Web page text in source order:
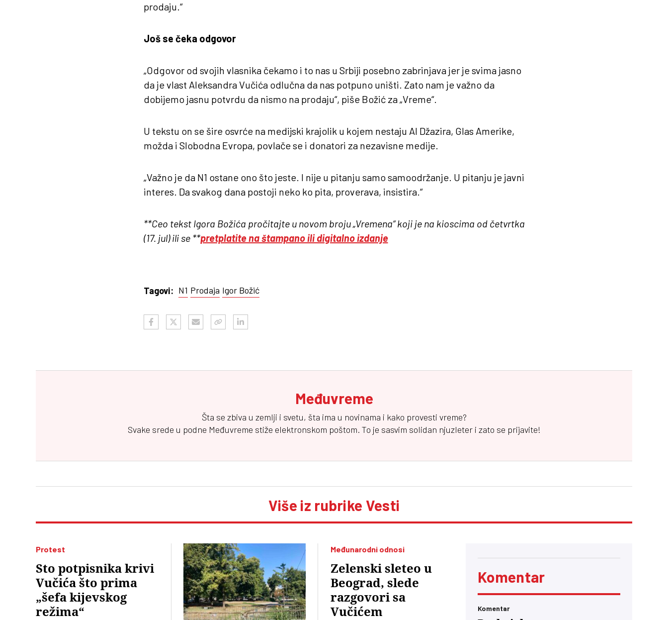
prodaju.“
Još se čeka odgovor
„Odgovor od svojih vlasnika čekamo i to nas u Srbiji posebno zabrinjava jer je svima jasno
da je vlast Aleksandra Vučića odlučna da nas potpuno uništi. Zato nam je važno da
dobijemo jasnu potvrdu da nismo na prodaju“, piše Božić za „Vreme“.
U tekstu on se šire osvrće na medijski krajolik u kojem nestaju Al Džazira, Glas Amerike,
možda i Slobodna Evropa, povlače se i donatori za nezavisne medije.
„Važno je da N1 ostane ono što jeste. I nije u pitanju samo samoodržanje. U pitanju je javni
interes. Da svakog dana postoji neko ko pita, proverava, insistira.“
**Ceo tekst Igora Božića pročitajte u novom broju „Vremena“ koji je na kioscima od četvrtka
(17. jul) ili se **pretplatite na štampano ili digitalno izdanje
Tagovi: N1 Prodaja Igor Božić
Međuvreme
Šta se zbiva u zemlji i svetu, šta ima u novinama i kako provesti vreme?
Svake srede u podne Međuvreme stiže elektronskom poštom. To je sasvim solidan njuzleter i zato se prijavite!
Više iz rubrike Vesti
Protest
Sto potpisnika krivi
Vučića što prima
„šefa kijevskog
režima“
Međunarodni odnosi
Zelenski sleteo u
Beograd, slede
razgovori sa
Vučićem
Komentar
Komentar